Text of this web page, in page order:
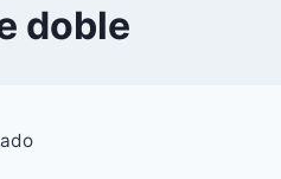
doble